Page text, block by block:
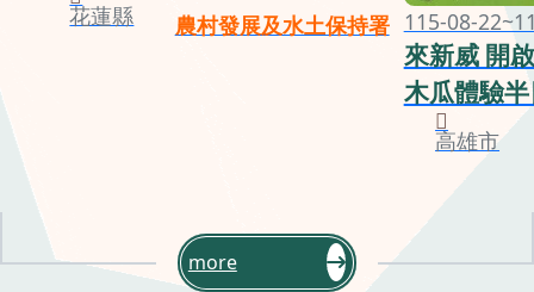
花蓮縣 農村發展及水土保持署 115-08-
來新威 開
木瓜體驗
高雄市
more